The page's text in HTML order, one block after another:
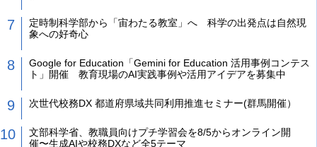
定時制科学部から「宙わたる教室」へ 科学の出発点は自然現
象への好奇心
Google for Education「Gemini for Education 活用事例コンテス
ト」開催 教育現場のAI実践事例や活用アイデアを募集中
次世代校務DX 都道府県域共同利用推進セミナー(群馬開催）
文部科学省、教職員向けプチ学習会を8/5からオンライン開
催〜生成AIや校務DXなど全5テーマ